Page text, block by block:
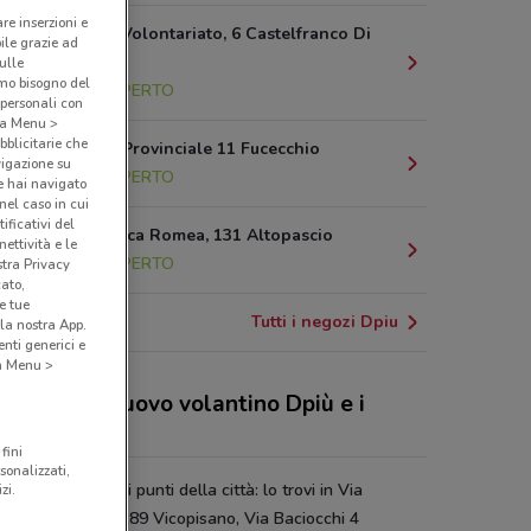
Piazza Del Volontariato, 6 Castelfranco Di
11.1 km
APERTO
Via Strada Provinciale 11 Fucecchio
16.6 km
APERTO
Via Francesca Romea, 131 Altopascio
17.6 km
APERTO
Tutti i negozi Dpiu
sconti del nuovo volantino Dpiù e i
presente in vari punti della città: lo trovi in Via
Vicarese 189 Vicopisano, Via Baciocchi 4
inserzioni e
grazie ad
bisogno del
con
Menu >
che
su
hai navigato
caso in cui
del
e le
Privacy
tue
nostra App.
generici e
Menu >
fini